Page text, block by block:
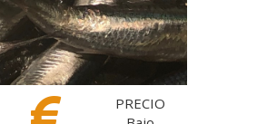
PRECIO